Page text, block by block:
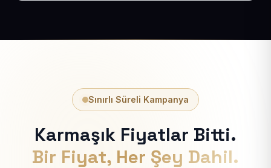
Sınırlı Süreli Kampanya
Karmaşık Fiyatlar Bitti.
Bir Fiyat, Her Şey Dahil.